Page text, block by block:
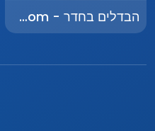
הבדלים בחדר - Differences in the Room